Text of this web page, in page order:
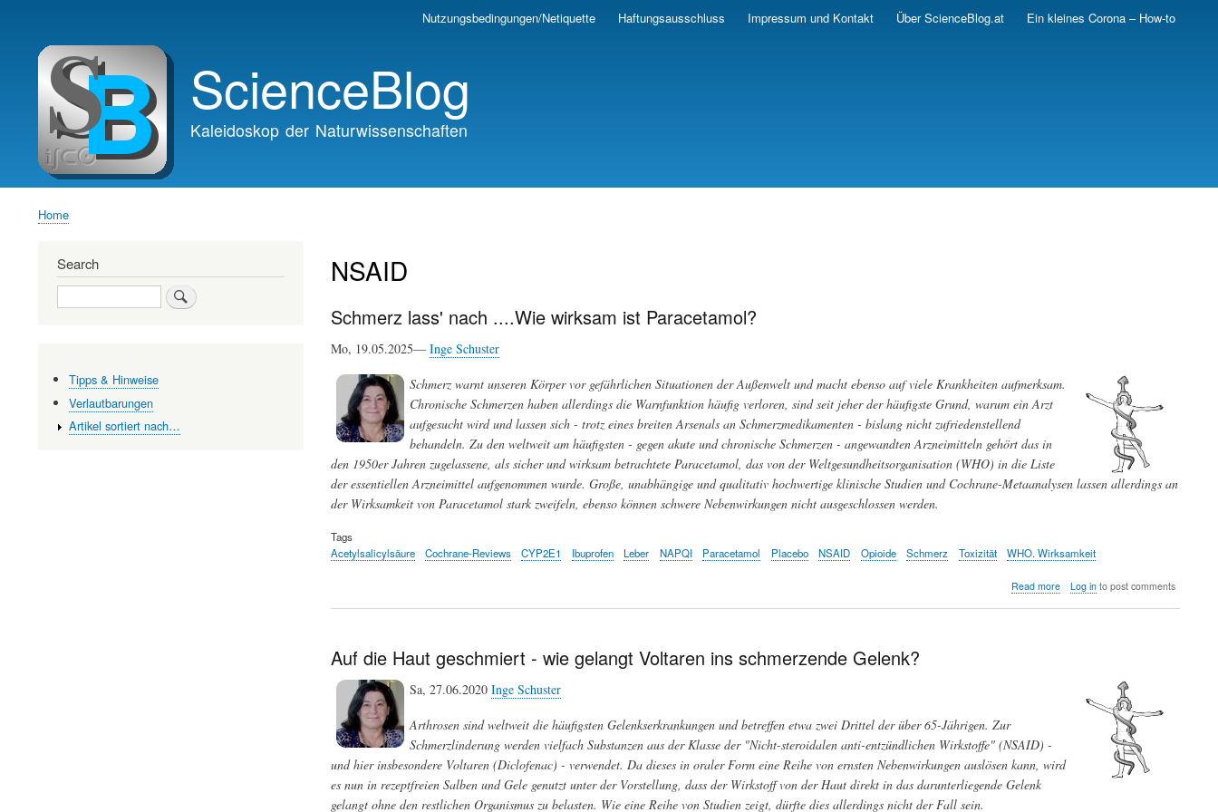
Skip
navigation
Nutzungsbedingungen/Netiquette Haftungsausschluss Impressum und Kontakt Über ScienceBlog.at Ein kleines Corona – How-to
ScienceBlog
Kaleidoskop der Naturwissenschaften
Home
NSAID
Schmerz lass' nach ....Wie wirksam ist Paracetamol?
Mo, 19.05.2025— Inge Schuster
Schmerz warnt unseren Körper vor gefährlichen Situationen der Außenwelt und macht ebenso auf viele Krankheiten aufmerksam.
Chronische Schmerzen haben allerdings die Warnfunktion häufig verloren, sind seit jeher der häufigste Grund, warum ein Arzt
aufgesucht wird und lassen sich - trotz eines breiten Arsenals an Schmerzmedikamenten - bislang nicht zufriedenstellend
behandeln. Zu den weltweit am häufigsten - gegen akute und chronische Schmerzen - angewandten Arzneimitteln gehört das in
den 1950er Jahren zugelassene, als sicher und wirksam betrachtete Paracetamol, das von der Weltgesundheitsorganisation (WHO) in die Liste
der essentiellen Arzneimittel aufgenommen wurde. Große, unabhängige und qualitativ hochwertige klinische Studien und Cochrane-Metaanalysen lassen allerdings an
der Wirksamkeit von Paracetamol stark zweifeln, ebenso können schwere Nebenwirkungen nicht ausgeschlossen werden.
Tags
Acetylsalicylsäure
Cochrane-Reviews CYP2E1 Ibuprofen Leber NAPQI Paracetamol Placebo NSAID Opioide Schmerz Toxizität WHO. Wirksamkeit
Read moreabout
Paracetamol?
Log into post comments
Auf die Haut geschmiert - wie gelangt Voltaren ins schmerzende Gelenk?
Sa, 27.06.2020 Inge Schuster
Arthrosen sind weltweit die häufigsten Gelenkserkrankungen und betreffen etwa zwei Drittel der über 65-Jährigen. Zur
Schmerzlinderung werden vielfach Substanzen aus der Klasse der "Nicht-steroidalen anti-entzündlichen Wirkstoffe" (NSAID) -
und hier insbesondere Voltaren (Diclofenac) - verwendet. Da dieses in oraler Form eine Reihe von ernsten Nebenwirkungen auslösen kann, wird
es nun in rezeptfreien Salben und Gele genutzt unter der Vorstellung, dass der Wirkstoff von der Haut direkt in das darunterliegende Gelenk
gelangt ohne den restlichen Organismus zu belasten. Wie eine Reihe von Studien zeigt, dürfte dies allerdings nicht der Fall sein.
Search
Search
Tipps & Hinweise
Verlautbarungen
Artikel sortiert nach…